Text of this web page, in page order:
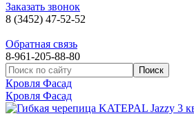
Заказать звонок
8 (3452) 47-52-52
Обратная связь
8-961-205-88-80
Кровля Фасад
Кровля Фасад